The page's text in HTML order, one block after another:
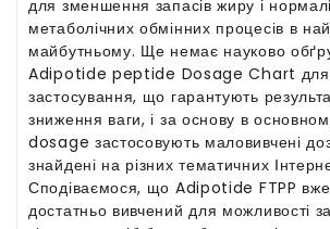
для зменшення запасів жиру і
метаболічних обмінних процесів в
майбутньому. Ще немає науково
Adipotide peptide Dosage Chart для
застосування, що гарантують
зниження ваги, і за основу в
dosage застосовують маловивчені
знайдені на різних тематичних
Сподіваємося, що Adipotide FTPP
достатньо вивчений для можливості